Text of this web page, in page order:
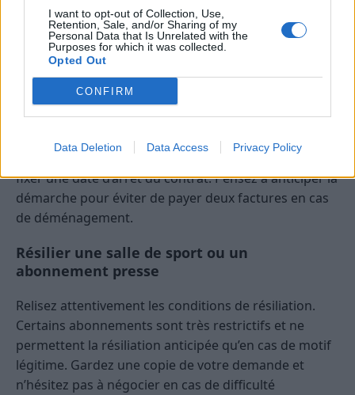
I want to opt-out of Collection, Use,
Retention, Sale, and/or Sharing of my
Personal Data that Is Unrelated with the
Purposes for which it was collected.
Opted Out
CONFIRM
Data Deletion Data Access Privacy Policy
changement de situation (déménagement, vente du
véhicule, décès), la résiliation peut avoir lieu à tout
moment, avec un préavis d’un mois.
Résilier un abonnement énergie
Pour l’électricité ou le gaz, la résiliation est gratuite
pour les particuliers. Il suffit de contacter le service
client, de transmettre le relevé de compteur et de
fixer une date d’arrêt du contrat. Pensez à anticiper la
démarche pour éviter de payer deux factures en cas
de déménagement.
Résilier une salle de sport ou un
abonnement presse
Relisez attentivement les conditions de résiliation.
Certains abonnements sont très restrictifs et ne
permettent la résiliation anticipée qu’en cas de motif
légitime. Gardez une copie de votre demande et
n’hésitez pas à négocier en cas de difficulté